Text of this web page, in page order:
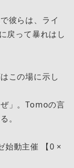
彼らは、ライ
戻って暴れはし
この場に示し
」。Tomoの言
。
始動主催 【0 ×